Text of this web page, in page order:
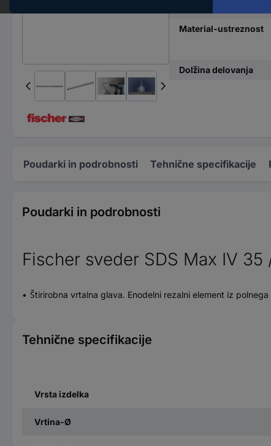
Material-ustreznost
Dolžina delovanja
Poudarki in podrobnosti Tehnične specifikacije
Poudarki in podrobnosti
Fischer sveder SDS Max IV
Štirirobna vrtalna glava. Enodelni rezalni element iz
Tehnične specifikacije
Vrsta izdelka
Vrtina-Ø